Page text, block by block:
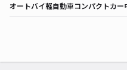
オートバイ軽自動車コンパクトカー